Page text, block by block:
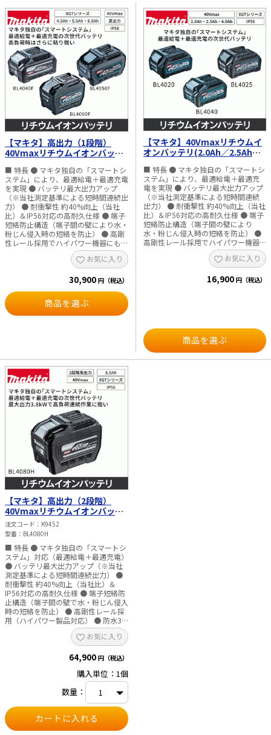
販売品です｡ ※IP表示をしている製品
は粉じんや水による影響を受けにくい
ように設計されていますが､故障しな
いことを保証するものではありませ
ん｡ ※新品未開封､且つコーキング剤
メーカーの推奨保管温度内に限りま
す｡開封済みのコーキング剤は揮発性
ガスが発生しますので食品と一緒に入
れないで下さい｡
1 ・出力電圧、出力電流 USB Type-C
端子：直流2.4A USB Type-A端子：直
流5.0V ・形状：USB Type-A型 ・本機
寸法（mm）：長さ676×幅345×高
さ471 ・庫内寸法（mm）：長さ
343×幅240×高さ338 ・質量
（kg）：20 ※BL4080F×2本装着時
・標準付属品：ショルダーベルト、
ACアダプタ、シガーソケット用コー
ド、インナートレイ、庫内カゴ ・防
じん・防水性能：IPX4（バッテリ使
用時） ・推奨バッテリ：BL4020、
BL4025、BL4040、BL4040F、
BL4050F、BL4080F、BL4080H ※写
真のバッテリ･工具等は別販売品で
す｡ ※IP表示をしている製品は粉じん
や水による影響を受けにくいように
設計されていますが､故障しないこと
を保証するものではありません｡ ※新
品未開封､且つコーキング剤メーカー
の推奨保管温度内に限る｡開封済みの
コーキング剤は揮発性ガスが発生し
ますので食品と一緒に入れないで下
さい｡
【マキタ】高出力（1段階）
40Vmaxリチウムイオンバッテ
BL4040F／BL4050F／BL4080F
■ 特長 ● マキタ独自の「スマートシ
ステム」により、最適給電＋最適充電
を実現 ● バッテリ最大出力アップ
（※当社測定基準による短時間連続出
力） ● 耐衝撃性 約40%向上（当社
比）＆IP56対応の高耐久仕様 ● 端子
短絡防止構造（端子間の壁により水・
粉じん侵入時の短絡を防止） ● 高剛
性レール採用でハイパワー機器にも対
応 ● 防水3層構造によりセルへの
水・粉じん侵入を抑制 ● 衝撃吸収構
造によりセル保護性能を向上 ● 残容
ムイオンバッテリ ・電源：40Vmax
・システム：マキタ スマートシステ
ム対応 ・保護等級：IP56（バッテリ
単体）
お気に入り
30,900 円（税込）
商品を選ぶ
【マキタ】40Vmaxリチウムイ
オンバッテリ(2.0Ah／2.5Ah／
BL4040
■ 特長 ● マキタ独自の「スマートシ
ステム」により、最適給電＋最適充
電を実現 ● バッテリ最大出力アップ
（※当社測定基準による短時間連続
出力） ● 耐衝撃性 約40%向上（当社
比）＆IP56対応の高耐久仕様 ● 端子
短絡防止構造（端子間の壁により
水・粉じん侵入時の短絡を防止） ●
高剛性レール採用でハイパワー機器
にも対応 ● 防水3層構造によりセル
への水・粉じん侵入を抑制 ● 衝撃吸
収構造によりセル保護性能を向上 ●
チウムイオンバッテリ ・電源：
お気に入り
16,900 円（税込）
商品を選ぶ
【マキタ】高出力（2段階）
40Vmaxリチウムイオンバッテ
リ(8.0Ah) BL4080H
注文コード
K9452
型番
BL4080H
■ 特長 ● マキタ独自の「スマートシ
ステム」対応（最適給電＋最適充電）
● バッテリ最大出力アップ（※当社
測定基準による短時間連続出力） ●
耐衝撃性 約40%向上（当社比）＆
IP56対応の高耐久仕様 ● 端子短絡防
止構造（端子間の壁で水・粉じん侵入
時の短絡を防止） ● 高剛性レール採
用（ハイパワー製品対応） ● 防水3
層構造（セルへの水・粉じん侵入を抑
制） ● 衝撃吸収構造（セル保護性能
向上） ● 残容量表示機能付 ■ 仕様
・種類：リチウムイオンバッテリ ・
電圧：40Vmax ・システム：マキタ
スマートシステム対応 ・保護等級：
IP56（バッテリ単体） ・部品番号：
A-77263 ・容量：8.0Ah ・最大出力：
3.8kWクラス ・充電時間（DC40RA／
DC40RB）：約60分（実用）／約76
分（フル） ・充電時間（DC40WA／
DC40WB）：約335分（実用）／約
お気に入り
64,900 円（税込）
購入単位：1個
数量：